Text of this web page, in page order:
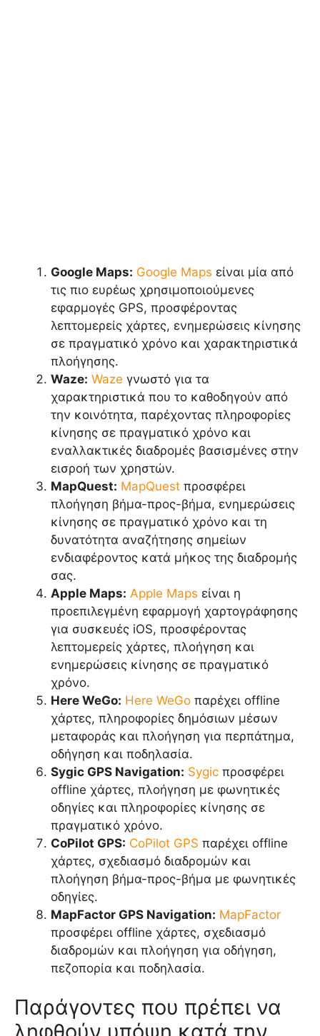
Google Maps: Google Maps είναι μία από
τις πιο ευρέως χρησιμοποιούμενες
εφαρμογές GPS, προσφέροντας
λεπτομερείς χάρτες, ενημερώσεις κίνησης
σε πραγματικό χρόνο και χαρακτηριστικά
πλοήγησης.
Waze: Waze γνωστό για τα
χαρακτηριστικά που το καθοδηγούν από
την κοινότητα, παρέχοντας πληροφορίες
κίνησης σε πραγματικό χρόνο και
εναλλακτικές διαδρομές βασισμένες στην
εισροή των χρηστών.
MapQuest: MapQuest προσφέρει
πλοήγηση βήμα-προς-βήμα, ενημερώσεις
κίνησης σε πραγματικό χρόνο και τη
δυνατότητα αναζήτησης σημείων
ενδιαφέροντος κατά μήκος της διαδρομής
σας.
Apple Maps: Apple Maps είναι η
προεπιλεγμένη εφαρμογή χαρτογράφησης
για συσκευές iOS, προσφέροντας
λεπτομερείς χάρτες, πλοήγηση και
ενημερώσεις κίνησης σε πραγματικό
χρόνο.
Here WeGo: Here WeGo παρέχει offline
χάρτες, πληροφορίες δημόσιων μέσων
μεταφοράς και πλοήγηση για περπάτημα,
οδήγηση και ποδηλασία.
Sygic GPS Navigation: Sygic προσφέρει
offline χάρτες, πλοήγηση με φωνητικές
οδηγίες και πληροφορίες κίνησης σε
πραγματικό χρόνο.
CoPilot GPS: CoPilot GPS παρέχει offline
χάρτες, σχεδιασμό διαδρομών και
πλοήγηση βήμα-προς-βήμα με φωνητικές
οδηγίες.
MapFactor GPS Navigation: MapFactor
προσφέρει offline χάρτες, σχεδιασμό
διαδρομών και πλοήγηση για οδήγηση,
πεζοπορία και ποδηλασία.
Παράγοντες που πρέπει να